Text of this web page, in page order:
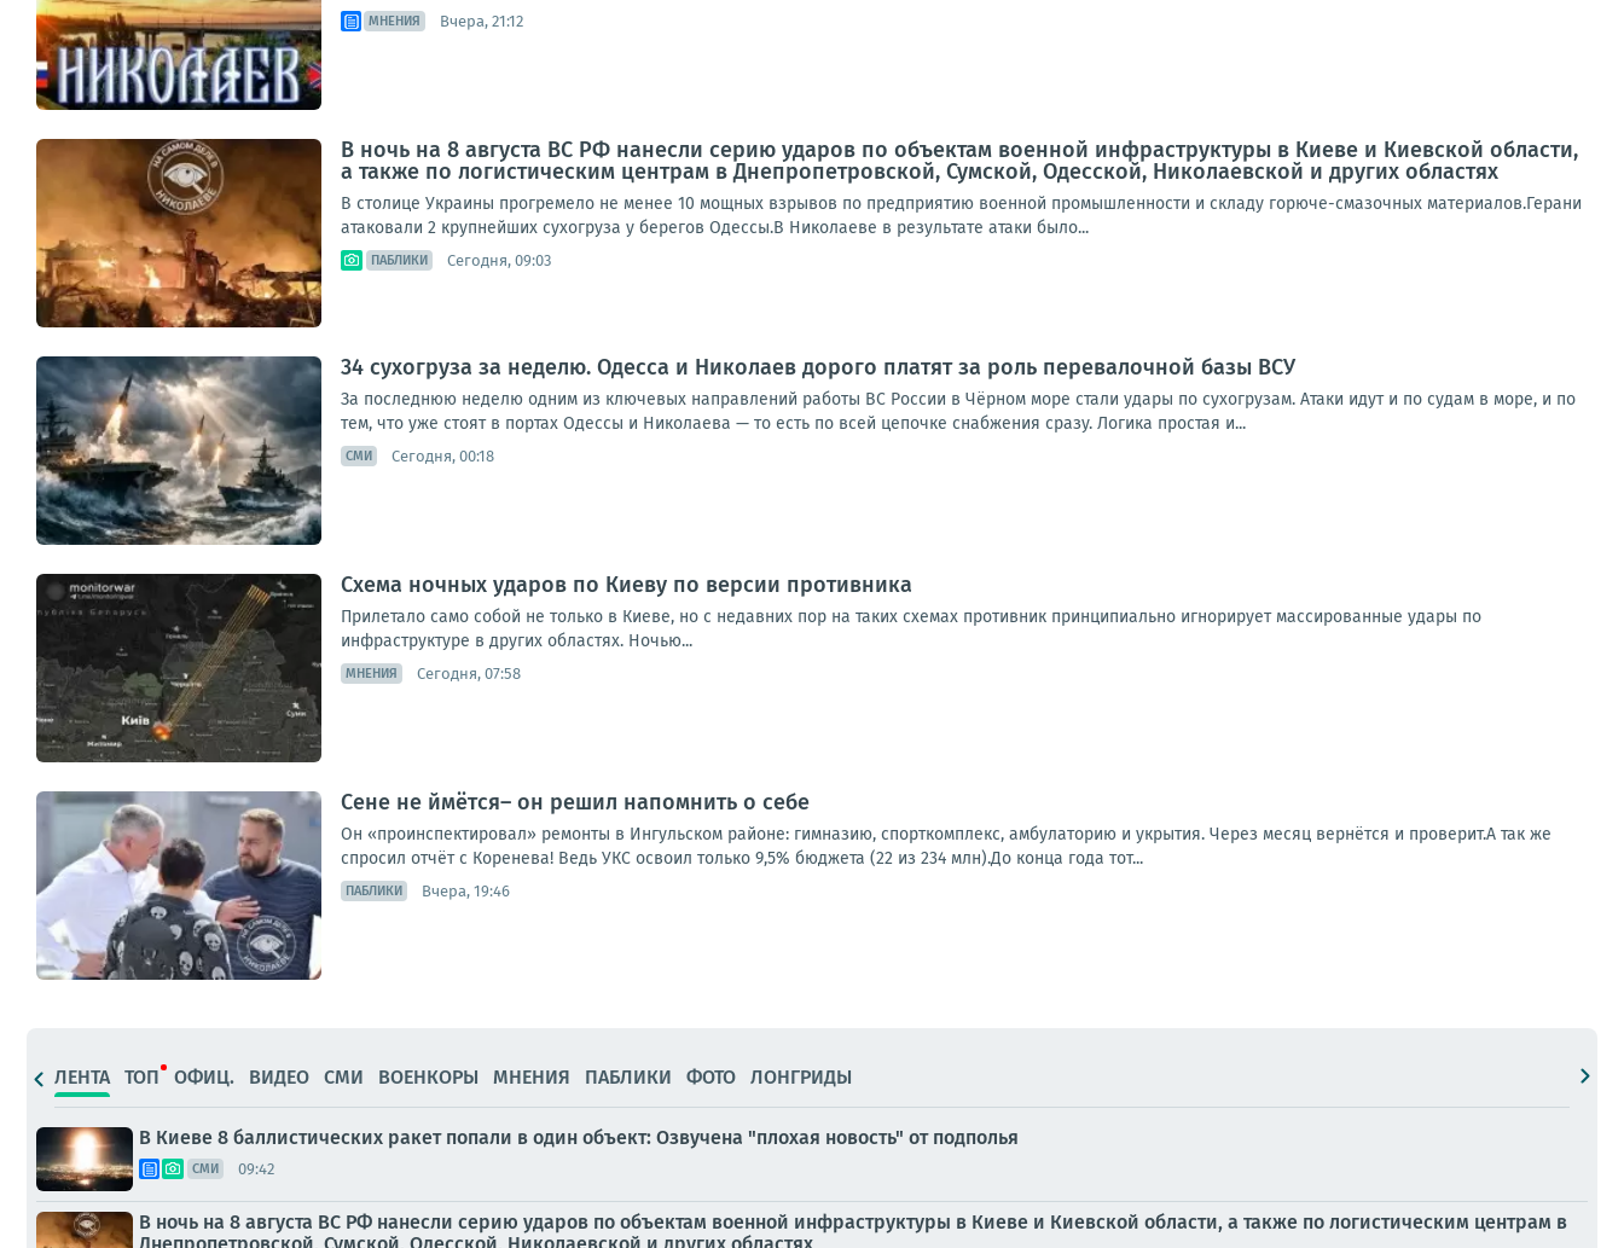
МНЕНИЯ Вчера, 21:12
В ночь на 8 августа ВС РФ нанесли серию ударов по объектам военной инфраструктуры в Киеве и Киевской области,
а также по логистическим центрам в Днепропетровской, Сумской, Одесской, Николаевской и других областях
В столице Украины прогремело не менее 10 мощных взрывов по предприятию военной промышленности и складу горюче-смазочных материалов.Герани
атаковали 2 крупнейших сухогруза у берегов Одессы.В Николаеве в результате атаки было...
ПАБЛИКИ Сегодня, 09:03
34 сухогруза за неделю. Одесса и Николаев дорого платят за роль перевалочной базы ВСУ
За последнюю неделю одним из ключевых направлений работы ВС России в Чёрном море стали удары по сухогрузам. Атаки идут и по судам в море, и по
тем, что уже стоят в портах Одессы и Николаева — то есть по всей цепочке снабжения сразу. Логика простая и...
СМИ Сегодня, 00:18
Схема ночных ударов по Киеву по версии противника
Прилетало само собой не только в Киеве, но с недавних пор на таких схемах противник принципиально игнорирует массированные удары по
инфраструктуре в других областях. Ночью...
МНЕНИЯ Сегодня, 07:58
Сене не ймётся– он решил напомнить о себе
Он «проинспектировал» ремонты в Ингульском районе: гимназию, спорткомплекс, амбулаторию и укрытия. Через месяц вернётся и проверит.А так же
спросил отчёт с Коренева! Ведь УКС освоил только 9,5% бюджета (22 из 234 млн).До конца года тот...
ПАБЛИКИ Вчера, 19:46
ЛЕНТА ТОП ОФИЦ. ВИДЕО СМИ ВОЕНКОРЫ МНЕНИЯ ПАБЛИКИ ФОТО ЛОНГРИДЫ
В Киеве 8 баллистических ракет попали в один объект: Озвучена "плохая новость" от подполья
СМИ 09:42
В ночь на 8 августа ВС РФ нанесли серию ударов по объектам военной инфраструктуры в Киеве и Киевской области, а также по логистическим центрам в